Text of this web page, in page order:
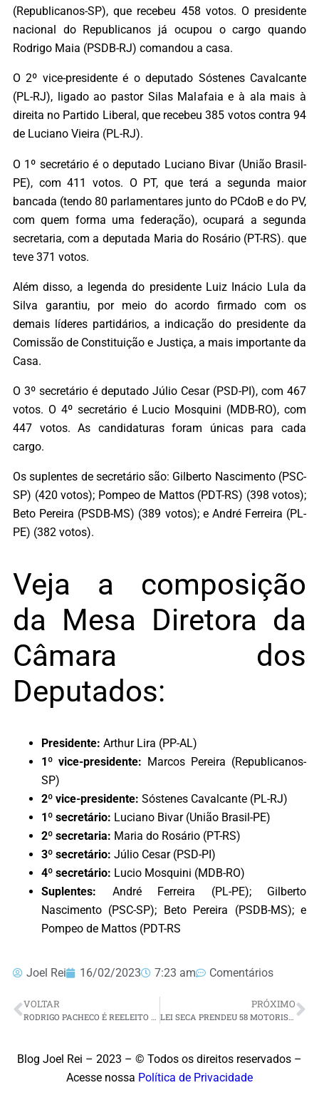
(Republicanos-SP), que recebeu 458 votos. O presidente
nacional do Republicanos já ocupou o cargo quando
Rodrigo Maia (PSDB-RJ) comandou a casa.
O 2º vice-presidente é o deputado Sóstenes Cavalcante
(PL-RJ), ligado ao pastor Silas Malafaia e à ala mais à
direita no Partido Liberal, que recebeu 385 votos contra 94
de Luciano Vieira (PL-RJ).
O 1º secretário é o deputado Luciano Bivar (União Brasil-
PE), com 411 votos. O PT, que terá a segunda maior
bancada (tendo 80 parlamentares junto do PCdoB e do PV,
com quem forma uma federação), ocupará a segunda
secretaria, com a deputada Maria do Rosário (PT-RS). que
teve 371 votos.
Além disso, a legenda do presidente Luiz Inácio Lula da
Silva garantiu, por meio do acordo firmado com os
demais líderes partidários, a indicação do presidente da
Comissão de Constituição e Justiça, a mais importante da
Casa.
O 3º secretário é deputado Júlio Cesar (PSD-PI), com 467
votos. O 4º secretário é Lucio Mosquini (MDB-RO), com
447 votos. As candidaturas foram únicas para cada
cargo.
Os suplentes de secretário são: Gilberto Nascimento (PSC-
SP) (420 votos); Pompeo de Mattos (PDT-RS) (398 votos);
Beto Pereira (PSDB-MS) (389 votos); e André Ferreira (PL-
PE) (382 votos).
Veja a composição
da Mesa Diretora da
Câmara dos
Deputados:
Presidente: Arthur Lira (PP-AL)
1º vice-presidente: Marcos Pereira (Republicanos-
SP)
2º vice-presidente: Sóstenes Cavalcante (PL-RJ)
1º secretário: Luciano Bivar (União Brasil-PE)
2º secretaria: Maria do Rosário (PT-RS)
3º secretário: Júlio Cesar (PSD-PI)
4º secretário: Lucio Mosquini (MDB-RO)
Suplentes: André Ferreira (PL-PE); Gilberto
Nascimento (PSC-SP); Beto Pereira (PSDB-MS); e
Pompeo de Mattos (PDT-RS
Joel Rei 16/02/2023 7:23 am Comentários
VOLTAR
RODRIGO PACHECO É REELEITO PRESIDENTE DO SENADO FEDERAL
PRÓXIMO
LEI SECA PRENDEU 58 MOTORISTAS ALCOOLIZADOS SOMENTE EM JANEIRO
Blog Joel Rei – 2023 – © Todos os direitos reservados –
Acesse nossa Política de Privacidade